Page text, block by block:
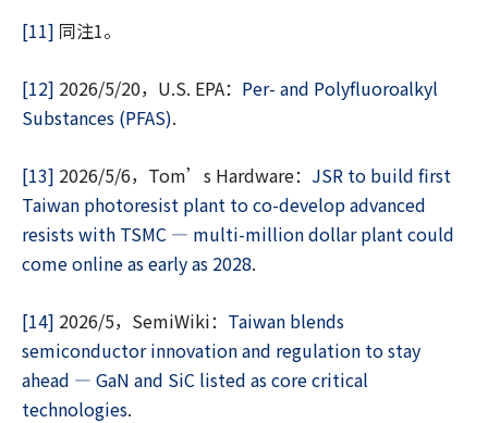
[11] 同注1。
[12] 2026/5/20，U.S. EPA： Per- and Polyfluoroalkyl
Substances (PFAS).
[13] 2026/5/6，Tom’s Hardware： JSR to build first
Taiwan photoresist plant to co-develop advanced
resists with TSMC — multi-million dollar plant could
come online as early as 2028.
[14] 2026/5，SemiWiki： Taiwan blends
semiconductor innovation and regulation to stay
ahead — GaN and SiC listed as core critical
technologies.